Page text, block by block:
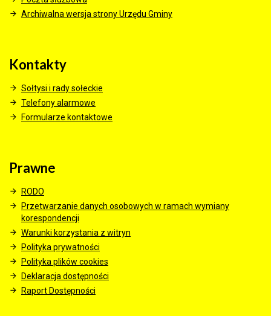
Archiwalna wersja strony Urzędu Gminy
Kontakty
Sołtysi i rady sołeckie
Telefony alarmowe
Formularze kontaktowe
Prawne
RODO
Przetwarzanie danych osobowych w ramach wymiany
korespondencji
Warunki korzystania z witryn
Polityka prywatności
Polityka plików cookies
Deklaracja dostępności
Raport Dostępności